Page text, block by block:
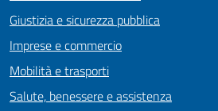
Giustizia e sicurezza pubblica
Imprese e commercio
Mobilità e trasporti
Salute, benessere e assistenza